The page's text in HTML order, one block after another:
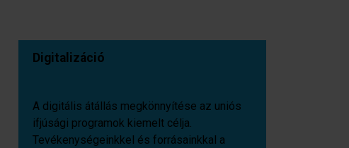
Digitalizáció
A digitális átállás megkönnyítése az uniós
ifjúsági programok kiemelt célja.
Tevékenységeinkkel és forrásainkkal a